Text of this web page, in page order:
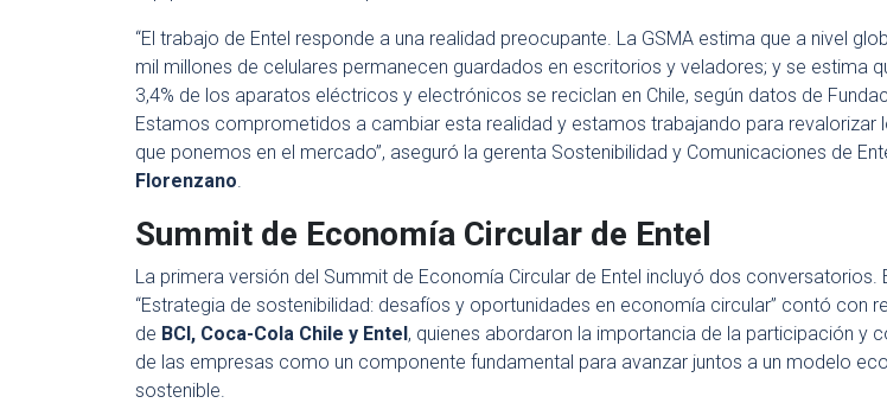
“El trabajo de Entel responde a una realidad preocupante. La GSMA estima que a nivel
mil millones de celulares permanecen guardados en escritorios y veladores; y se estima
3,4% de los aparatos eléctricos y electrónicos se reciclan en Chile, según datos de
Estamos comprometidos a cambiar esta realidad y estamos trabajando para revalorizar
que ponemos en el mercado”, aseguró la gerenta Sostenibilidad y Comunicaciones de
Florenzano
Summit de Economía Circular de Entel
La primera versión del Summit de Economía Circular de Entel incluyó dos conversatorios.
“Estrategia de sostenibilidad: desafíos y oportunidades en economía circular” contó con
de BCI, Coca-Cola Chile y Entel, quienes abordaron la importancia de la participación y
de las empresas como un componente fundamental para avanzar juntos a un modelo
sostenible.